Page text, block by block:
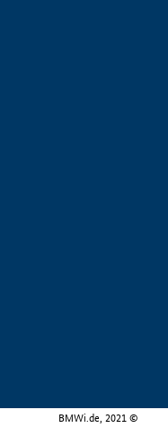
BMWi.de, 2021 ©